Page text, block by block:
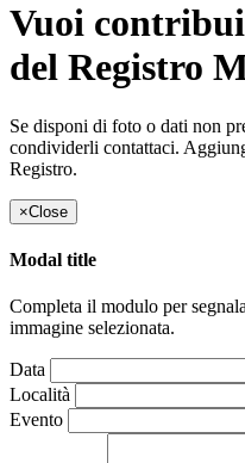
Vuoi
del Registro
Se disponi di foto o dati non
condividerli contattaci.
Registro.
×Close
Modal title
Completa il modulo per
immagine selezionata.
Data
Località
Evento